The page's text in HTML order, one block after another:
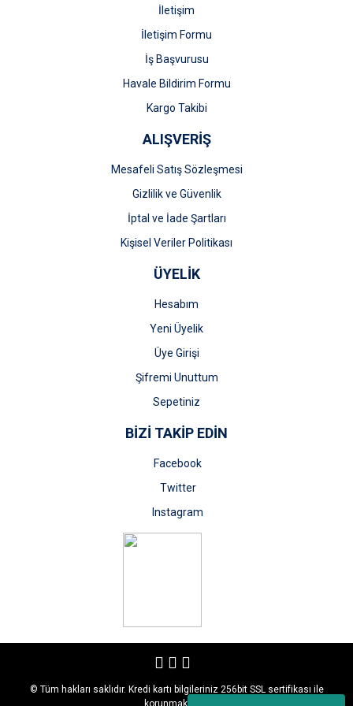
Gönder
İletişim
İletişim Formu
İş Başvurusu
Havale Bildirim Formu
Kargo Takibi
ALIŞVERİŞ
Mesafeli Satış Sözleşmesi
Gizlilik ve Güvenlik
İptal ve İade Şartları
Kişisel Veriler Politikası
ÜYELİK
Hesabım
Yeni Üyelik
Üye Girişi
Şifremi Unuttum
Sepetiniz
BİZİ TAKİP EDİN
Facebook
Twitter
Instagram
© Tüm hakları saklıdır. Kredi kartı bilgileriniz 256bit SSL sertifikası ile
korunmaktadır.